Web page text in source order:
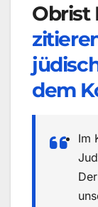
Obrist
dem
Im